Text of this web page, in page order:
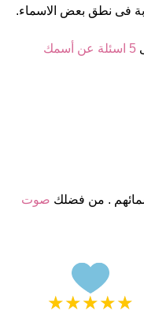
فى نطق بعض الاسماء.
5 اسئلة عن أسمك
صوت
★
★
★
★
★